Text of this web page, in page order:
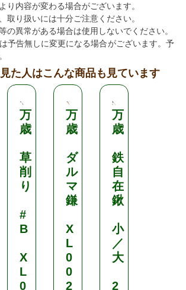
り内容が変わる場合がございます。
取り扱いには十分ご注意ください。
の異常がある場合は使用しないでください。
予告無しに変更になる場合がございます。予
た人はこんな商品も見ています
万
歳
草
削
り
#
B
X
L
0
万
歳
ダ
ル
マ
鎌
X
L
0
0
2
万
歳
鉄
自
在
鍬
小
／
大
2